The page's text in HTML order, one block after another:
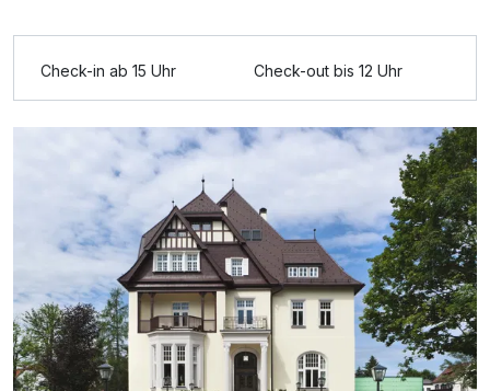
De Luxe Suite (DS) B
2 Erwachsene und 2 Kinder
Check-in ab 15 Uhr Check-out bis 12 Uhr